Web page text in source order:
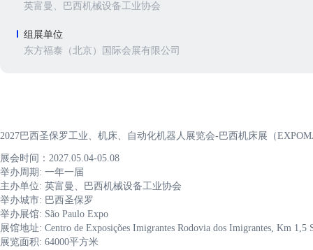
英富曼、巴西机械设备工业协会
组展单位
东方福泰（北京）国际会展有限公司
2027巴西圣保罗工业、机床、自动化机器人展览会-巴西机床展（
展会时间：2027.05.04-05.08
举办周期: 一年一届
主办单位: 英富曼、巴西机械设备工业协会
举办城市: 巴西圣保罗
举办展馆: São Paulo Expo
展馆地址: Centro de Exposições Imigrantes Rodovia dos Imigrantes, Km 1,5
展览面积: 64000平方米